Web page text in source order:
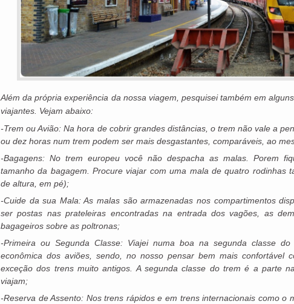
Além da própria experiência da nossa viagem, pesquisei também em
viajantes. Vejam abaixo:
-Trem ou Avião: Na hora de cobrir grandes distâncias, o trem não vale a
ou dez horas num trem podem ser mais desgastantes, comparáveis, ao
-Bagagens: No trem europeu você não despacha as malas. Porem
tamanho da bagagem. Procure viajar com uma mala de quatro rodinhas
de altura, em pé);
-Cuide da sua Mala: As malas são armazenadas nos compartimentos
ser postas nas prateleiras encontradas na entrada dos vagões, as
bagageiros sobre as poltronas;
-Primeira ou Segunda Classe: Viajei numa boa na segunda classe
econômica dos aviões, sendo, no nosso pensar bem mais confortável
exceção dos trens muito antigos. A segunda classe do trem é a parte
viajam;
-Reserva de Assento: Nos trens rápidos e em trens internacionais como o